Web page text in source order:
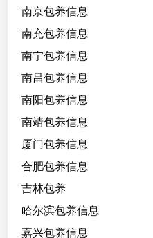
，
皮
肤
白
，
材
好
，
格
温
柔
，
南京包养信息
南充包养信息
南宁包养信息
南昌包养信息
南阳包养信息
南靖包养信息
厦门包养信息
合肥包养信息
吉林包养
哈尔滨包养信息
嘉兴包养信息